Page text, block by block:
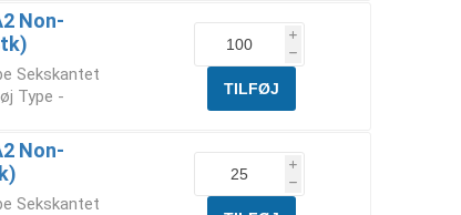
Non-
Sekskantet
Type -
i
h
Non-
Sekskantet
i
h